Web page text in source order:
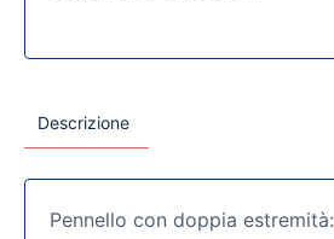
Descrizione
Pennello con doppia estremità: